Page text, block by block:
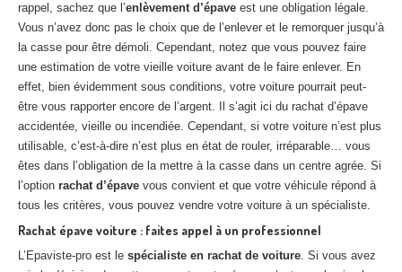
rappel, sachez que l’enlèvement d’épave est une obligation légale.
Vous n’avez donc pas le choix que de l’enlever et le remorquer jusqu’à
la casse pour être démoli. Cependant, notez que vous pouvez faire
une estimation de votre vieille voiture avant de le faire enlever. En
effet, bien évidemment sous conditions, votre voiture pourrait peut-
être vous rapporter encore de l’argent. Il s’agit ici du rachat d’épave
accidentée, vieille ou incendiée. Cependant, si votre voiture n’est plus
utilisable, c’est-à-dire n’est plus en état de rouler, irréparable… vous
êtes dans l’obligation de la mettre à la casse dans un centre agrée. Si
l’option rachat d’épave vous convient et que votre véhicule répond à
tous les critères, vous pouvez vendre votre voiture à un spécialiste.
Rachat épave voiture : faites appel à un professionnel
L’Epaviste-pro est le spécialiste en rachat de voiture. Si vous avez